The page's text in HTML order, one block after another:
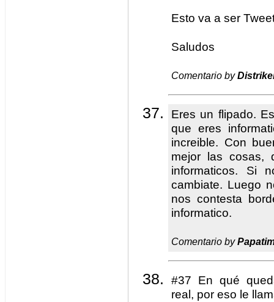
Esto va a ser
Saludos
Comentario by
Eres un flipado.
que eres
increible. Con
mejor las cosas,
informaticos. Si
cambiate. Luego
nos contesta
informatico.
Comentario by
#37 En qué
real, por eso le